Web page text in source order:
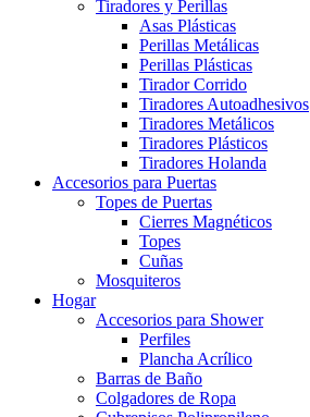
Tiradores y Perillas
Asas Plásticas
Perillas Metálicas
Perillas Plásticas
Tirador Corrido
Tiradores Autoadhesivos
Tiradores Metálicos
Tiradores Plásticos
Tiradores Holanda
Accesorios para Puertas
Topes de Puertas
Cierres Magnéticos
Topes
Cuñas
Mosquiteros
Hogar
Accesorios para Shower
Perfiles
Plancha Acrílico
Barras de Baño
Colgadores de Ropa